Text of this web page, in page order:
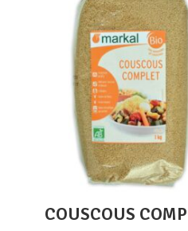
COUSCOUS